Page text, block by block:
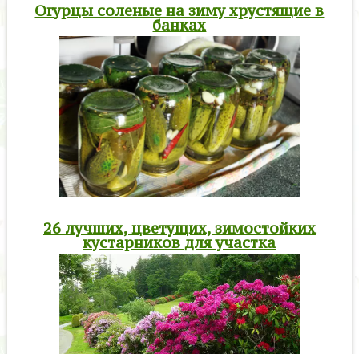
Огурцы соленые на зиму хрустящие в
банках
26 лучших, цветущих, зимостойких
кустарников для участка